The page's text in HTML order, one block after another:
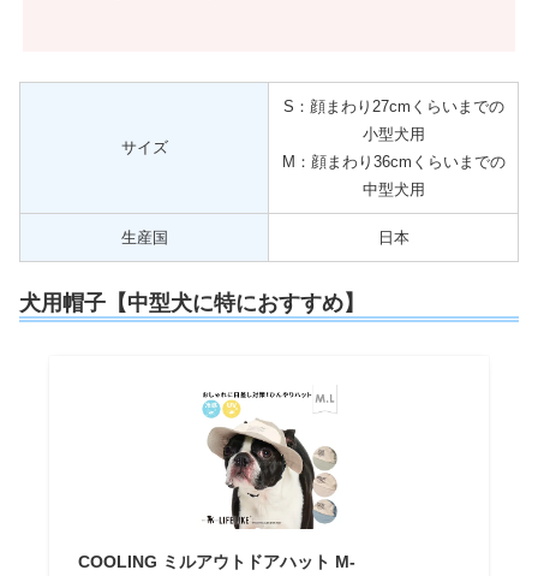
サイズ
S：顔まわり27cmくらいまでの
小型犬用
M：顔まわり36cmくらいまでの
中型犬用
生産国 日本
犬用帽子【中型犬に特におすすめ】
COOLING ミルアウトドアハット M-